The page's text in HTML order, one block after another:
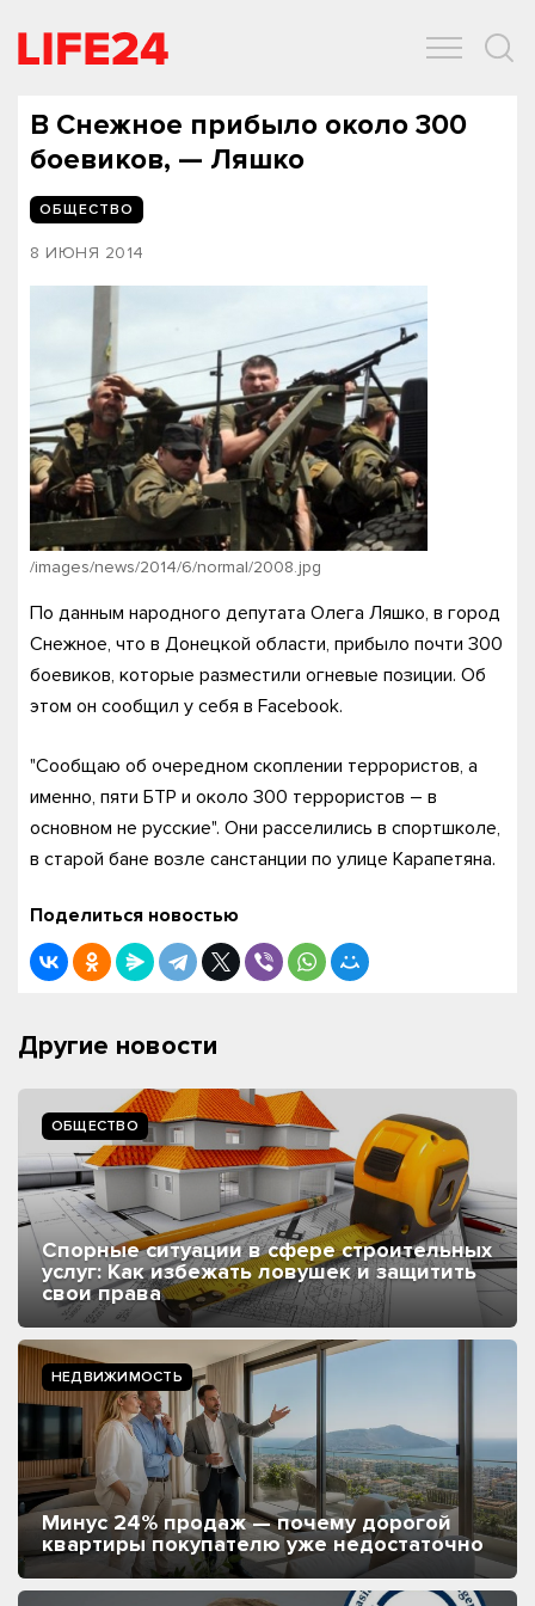
В Снежное прибыло около 300
боевиков, — Ляшко
ОБЩЕСТВО
8 ИЮНЯ 2014
/images/news/2014/6/normal/2008.jpg
По данным народного депутата Олега Ляшко, в город
Снежное, что в Донецкой области, прибыло почти 300
боевиков, которые разместили огневые позиции. Об
этом он сообщил у себя в Facebook.
"Сообщаю об очередном скоплении террористов, а
именно, пяти БТР и около 300 террористов – в
основном не русские". Они расселились в спортшколе,
в старой бане возле санстанции по улице Карапетяна.
Поделиться новостью
Другие новости
ОБЩЕСТВО
Спорные ситуации в сфере строительных
услуг: Как избежать ловушек и защитить
свои права
НЕДВИЖИМОСТЬ
Минус 24% продаж — почему дорогой
квартиры покупателю уже недостаточно